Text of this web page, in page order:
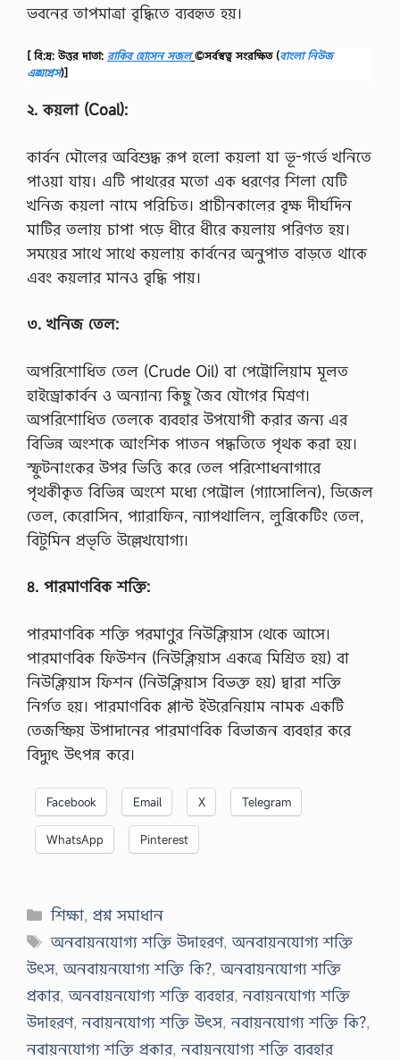
ভবনের তাপমাত্রা বৃদ্ধিতে ব্যবহৃত হয়।
[ বি:দ্র: উত্তর দাতা: রাকিব হোসেন সজল ©সর্বস্বত্ব সংরক্ষিত (বাংলা নিউজ
এক্সপ্রেস)]
২. কয়লা (Coal):
কার্বন মৌলের অবিশুদ্ধ রূপ হলো কয়লা যা ভূ-গর্ভে খনিতে
পাওয়া যায়। এটি পাথরের মতো এক ধরণের শিলা যেটি
খনিজ কয়লা নামে পরিচিত। প্রাচীনকালের বৃক্ষ দীর্ঘদিন
মাটির তলায় চাপা পড়ে ধীরে ধীরে কয়লায় পরিণত হয়।
সময়ের সাথে সাথে কয়লায় কার্বনের অনুপাত বাড়তে থাকে
এবং কয়লার মানও বৃদ্ধি পায়।
৩. খনিজ তেল:
অপরিশোধিত তেল (Crude Oil) বা পেট্রোলিয়াম মূলত
হাইড্রোকার্বন ও অন্যান্য কিছু জৈব যৌগের মিশ্রণ।
অপরিশোধিত তেলকে ব্যবহার উপযোগী করার জন্য এর
বিভিন্ন অংশকে আংশিক পাতন পদ্ধতিতে পৃথক করা হয়।
স্ফুটনাংকের উপর ভিত্তি করে তেল পরিশোধনাগারে
পৃথকীকৃত বিভিন্ন অংশে মধ্যে পেট্রোল (গ্যাসোলিন), ডিজেল
তেল, কেরোসিন, প্যারাফিন, ন্যাপথালিন, লুব্রিকেটিং তেল,
বিটুমিন প্রভৃতি উল্লেখযোগ্য।
৪. পারমাণবিক শক্তি:
পারমাণবিক শক্তি পরমাণুর নিউক্লিয়াস থেকে আসে।
পারমাণবিক ফিউশন (নিউক্লিয়াস একত্রে মিশ্রিত হয়) বা
নিউক্লিয়াস ফিশন (নিউক্লিয়াস বিভক্ত হয়) দ্বারা শক্তি
নির্গত হয়। পারমাণবিক প্লান্ট ইউরেনিয়াম নামক একটি
তেজস্ক্রিয় উপাদানের পারমাণবিক বিভাজন ব্যবহার করে
বিদ্যুৎ উৎপন্ন করে।
Facebook Email X Telegram
WhatsApp Pinterest
Categories
শিক্ষা,প্রশ্ন সমাধান
Tags
অনবায়নযোগ্য শক্তি উদাহরণ,অনবায়নযোগ্য শক্তি
উৎস,অনবায়নযোগ্য শক্তি কি?,অনবায়নযোগ্য শক্তি
প্রকার,অনবায়নযোগ্য শক্তি ব্যবহার,নবায়নযোগ্য শক্তি
উদাহরণ,নবায়নযোগ্য শক্তি উৎস,নবায়নযোগ্য শক্তি কি?,
নবায়নযোগ্য শক্তি প্রকার,নবায়নযোগ্য শক্তি ব্যবহার